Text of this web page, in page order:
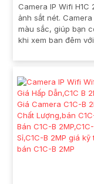
Camera IP Wifi
ảnh sắt nét.
màu sắc, giúp bạn
khi xem ban đêm